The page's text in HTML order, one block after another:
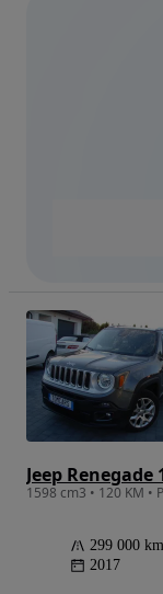
Jeep
299 000 km
2017